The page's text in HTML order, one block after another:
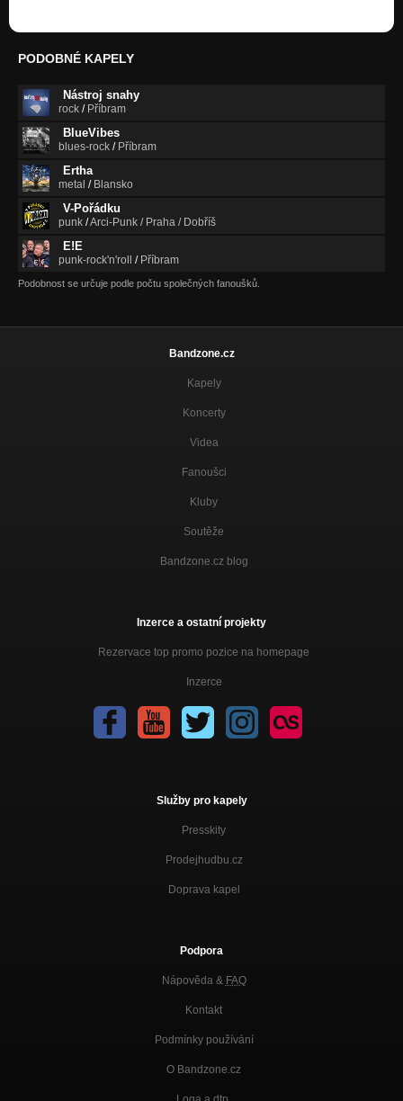
PODOBNÉ KAPELY
Nástroj snahy
rock / Příbram
BlueVibes
blues-rock / Příbram
Ertha
metal / Blansko
V-Pořádku
punk /Arci-Punk / Praha / Dobříš
E!E
punk-rock'n'roll / Příbram
Podobnost se určuje podle počtu společných fanoušků.
Bandzone.cz
Kapely
Koncerty
Videa
Fanoušci
Kluby
Soutěže
Bandzone.cz blog
Inzerce a ostatní projekty
Rezervace top promo pozice na homepage
Inzerce
Služby pro kapely
Presskity
Prodejhudbu.cz
Doprava kapel
Podpora
Nápověda & FAQ
Kontakt
Podmínky používání
O Bandzone.cz